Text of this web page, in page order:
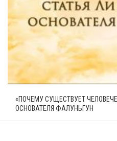
«ПОЧЕМУ СУЩЕСТВУЕТ
ОСНОВАТЕЛЯ ФАЛУНЬГУН